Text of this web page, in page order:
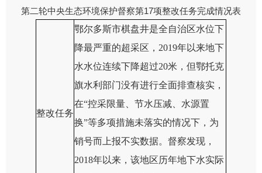
第二轮中央生态环境保护督察第17项整改任务完成情况表
整改任务
鄂尔多斯市棋盘井是全自治区水位下
降最严重的超采区，2019年以来地下
水水位连续下降超过20米，但鄂托克
旗水利部门没有进行全面排查核实，
在“控采限量、节水压减、水源置
换”等多项措施未落实的情况下，为
销号而上报不实数据。督察发现，
2018年以来，该地区历年地下水实际